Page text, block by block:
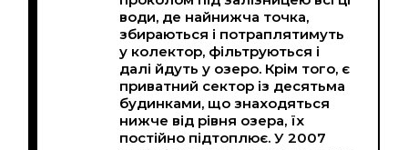
води, де найнижча точка,
збираються і потраплятимуть
у колектор, фільтруються і
далі йдуть у озеро. Крім того, є
приватний сектор із десятьма
будинками, що знаходяться
нижче від рівня озера, їх
постійно підтоплює. У 2007